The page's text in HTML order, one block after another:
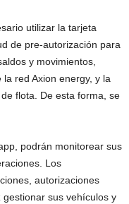
utilizar la tarjeta
de pre-autorización para
y movimientos,
red Axion energy, y la
flota. De esta forma, se
podrán monitorear sus
Los
autorizaciones
sus vehículos y